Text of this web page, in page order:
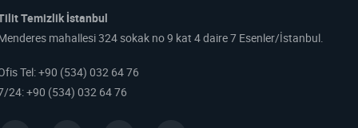
Temizlik İstanbul
mahallesi 324 sokak no 9 kat 4 daire 7 Esenler/İstanbul.
Tel:+90 (534) 032 64 76
24:+90 (534) 032 64 76